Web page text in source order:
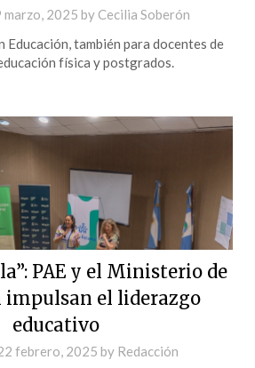
marzo, 2025 by Cecilia Soberón
Educación, también para docentes de
física y postgrados.
PAE y el Ministerio de
impulsan el liderazgo
educativo
febrero, 2025 by Redacción